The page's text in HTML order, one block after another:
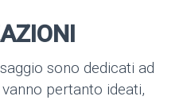
sono dedicati ad
pertanto ideati,